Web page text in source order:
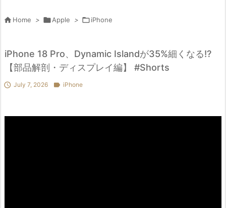
 Home > Apple > iPhone
iPhone 18 Pro、Dynamic Islandが35%細くなる!?
【部品解剖・ディスプレイ編】 #Shorts
 July 7, 2026  iPhone